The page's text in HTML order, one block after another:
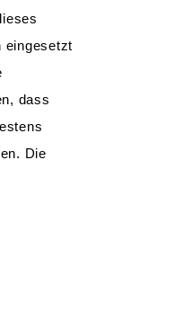
eingesetzt
dass
Die